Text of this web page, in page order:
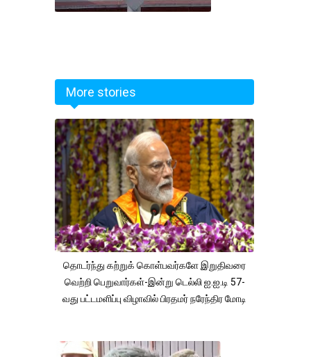
More stories
தொடர்ந்து கற்றுக் கொள்பவர்களே இறுதிவரை
வெற்றி பெறுவார்கள்-இன்று டெல்லி ஐ.ஐ.டி 57-
வது பட்டமளிப்பு விழாவில் பிரதமர் நரேந்திர மோடி